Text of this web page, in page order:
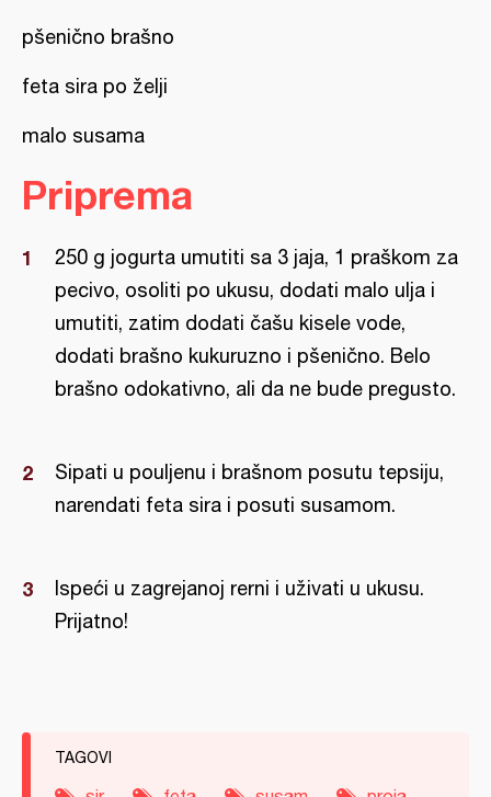
pšenično brašno
feta sira po želji
malo susama
Priprema
250 g jogurta umutiti sa 3 jaja, 1 praškom za
pecivo, osoliti po ukusu, dodati malo ulja i
umutiti, zatim dodati čašu kisele vode,
dodati brašno kukuruzno i pšenično. Belo
brašno odokativno, ali da ne bude pregusto.
Sipati u pouljenu i brašnom posutu tepsiju,
narendati feta sira i posuti susamom.
Ispeći u zagrejanoj rerni i uživati u ukusu.
Prijatno!
TAGOVI